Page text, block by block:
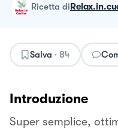
ricetta di
Salva · 84
Introduzione
Super semplice,